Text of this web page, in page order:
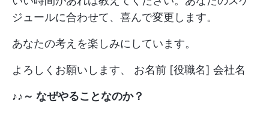
ジュールに合わせて、喜んで変更します。
あなたの考えを楽しみにしています。
よろしくお願いします、 お名前 [役職名] 会社名
♪♪～ なぜやることなのか？